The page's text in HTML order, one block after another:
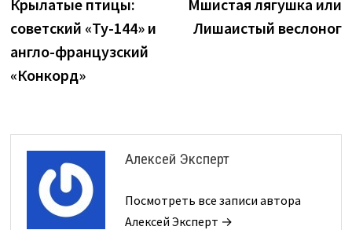
по
записям
Крылатые птицы:
cоветский «Ту-144» и
англо-французский
«Конкорд»
Мшистая лягушка или
Лишаистый веслоног
Алексей Эксперт
Посмотреть все записи автора
Алексей Эксперт →